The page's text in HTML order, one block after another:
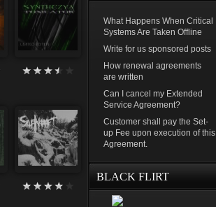
What Happens When Critical
Systems Are Taken Offline
Write for us sponsored posts
How renewal agreements
are written
Can I cancel my Extended
Service Agreement?
Customer shall pay the Set-
up Fee upon execution of this
Agreement.
BLACK FLIRT